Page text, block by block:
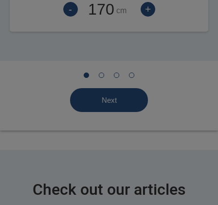
- cm +
Next
Check out our articles